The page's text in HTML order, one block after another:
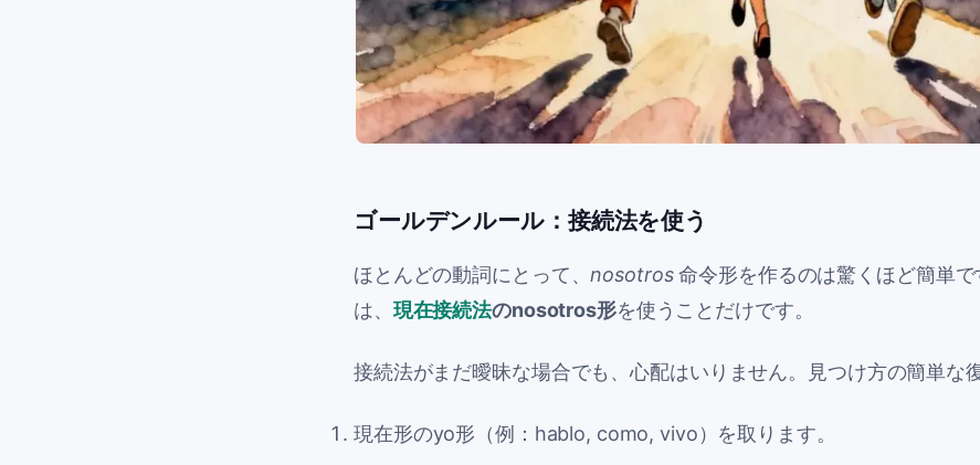
ゴールデンルール：接続法を使う
ほとんどの動詞にとって、nosotros命令形を作るのは驚くほど簡単で
は、 現在接続法のnosotros形を使うことだけです。
接続法がまだ曖昧な場合でも、心配はいりません。見つけ方の簡単な
現在形のyo形（例： hablo, como,vivo）を取ります。